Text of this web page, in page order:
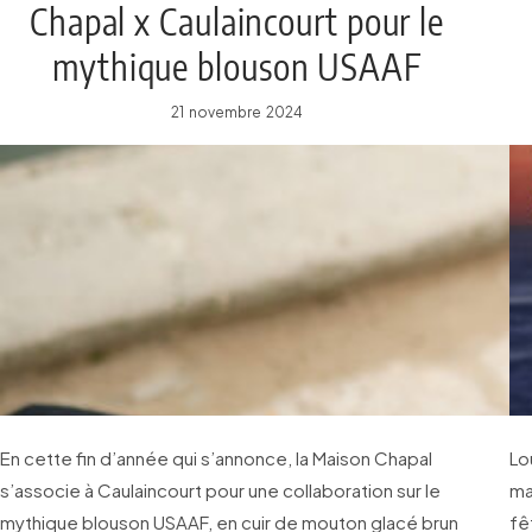
Chapal x Caulaincourt pour le
mythique blouson USAAF
21 novembre 2024
En cette fin d’année qui s’annonce, la Maison Chapal
s’associe à Caulaincourt pour une collaboration sur le
mythique blouson USAAF, en cuir de mouton glacé brun